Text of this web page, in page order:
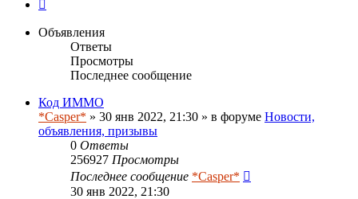
Объявления
Ответы
Просмотры
Последнее сообщение
Код ИММО
*Casper* » 30 янв 2022, 21:30 » в форуме Новости,
объявления, призывы
0 Ответы
256927 Просмотры
Последнее сообщение *Casper*
30 янв 2022, 21:30